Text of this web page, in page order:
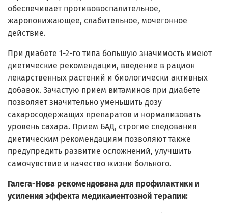
обеспечивает противовоспалительное,
жаропонижающее, слабительное, мочегонное
действие.
При диабете 1-2-го типа большую значимость имеют
диетические рекомендации, введение в рацион
лекарственных растений и биологически активных
добавок. Зачастую прием витаминов при диабете
позволяет значительно уменьшить дозу
сахаросодержащих препаратов и нормализовать
уровень сахара. Прием БАД, строгие следования
диетическим рекомендациям позволяют также
предупредить развитие осложнений, улучшить
самочувствие и качество жизни больного.
Галега-Нова рекомендована для профилактики и
усиления эффекта медикаментозной терапии: